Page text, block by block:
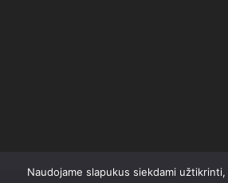
Naudojame slapukus siekdami